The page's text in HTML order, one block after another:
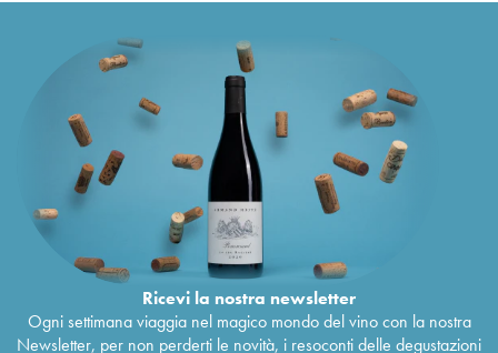
Ricevi la nostra newsletter
Ogni settimana viaggia nel magico mondo del vino con la nostra
Newsletter, per non perderti le novità, i resoconti delle degustazioni